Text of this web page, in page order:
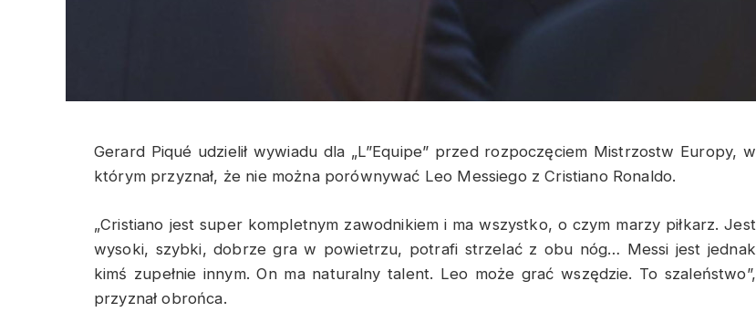
Gerard Piqué udzielił wywiadu dla „L”Equipe” przed rozpoczęciem Mistrzostw Europy, w
którym przyznał, że nie można porównywać Leo Messiego z Cristiano Ronaldo.
„Cristiano jest super kompletnym zawodnikiem i ma wszystko, o czym marzy piłkarz. Jest
wysoki, szybki, dobrze gra w powietrzu, potrafi strzelać z obu nóg… Messi jest jednak
kimś zupełnie innym. On ma naturalny talent. Leo może grać wszędzie. To szaleństwo”,
przyznał obrońca.